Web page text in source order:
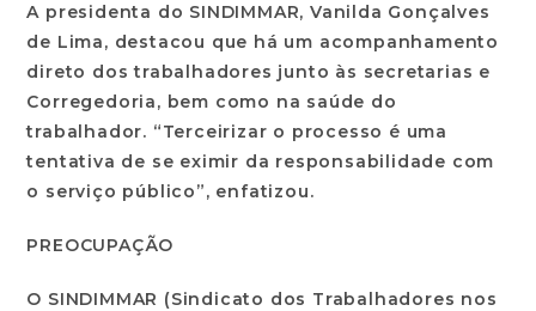
A presidenta do SINDIMMAR, Vanilda Gonçalves
de Lima, destacou que há um acompanhamento
direto dos trabalhadores junto às secretarias e
Corregedoria, bem como na saúde do
trabalhador. “Terceirizar o processo é uma
tentativa de se eximir da responsabilidade com
o serviço público”, enfatizou.
PREOCUPAÇÃO
O SINDIMMAR (Sindicato dos Trabalhadores nos